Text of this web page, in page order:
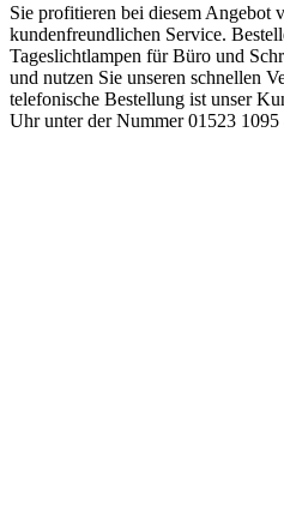
Sie profitieren bei diesem Angebot
kundenfreundlichen Service.
Tageslichtlampen für Büro und
und nutzen Sie unseren schnellen
telefonische Bestellung ist unser
Uhr unter der Nummer 01523 1095